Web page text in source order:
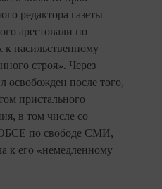
редактора газеты
арестовали по
насильственному
строя». Через
освобожден после того,
пристального
в том числе со
ОБСЕ по свободе СМИ,
к его «немедленному